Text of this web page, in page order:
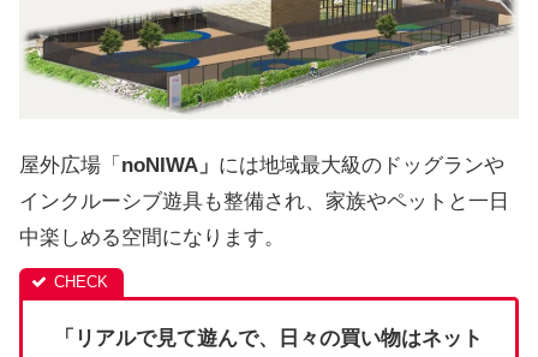
屋外広場「 noNIWA」 には地域最大級のドッグランや
インクルーシブ遊具も整備され、家族やペットと一日
中楽しめる空間になります。
「リアルで見て遊んで、日々の買い物はネット